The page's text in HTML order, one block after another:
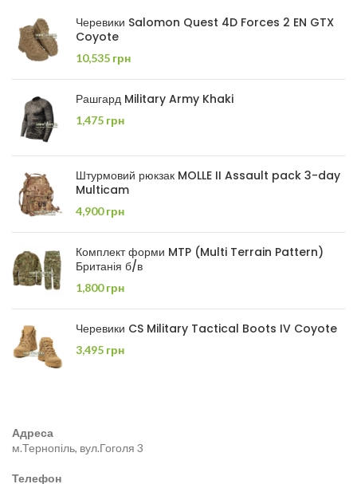
Черевики Salomon Quest 4D Forces 2 EN GTX
Coyote
10,535 грн
Рашгард Military Army Khaki
1,475 грн
Штурмовий рюкзак MOLLE II Assault pack 3-day
Multicam
4,900грн
Комплект форми MTP (Multi Terrain Pattern)
Британія б/в
1,800грн
Черевики CS Military Tactical Boots IV Coyote
3,495 грн
Адреса
м.Тернопіль, вул.Гоголя 3
Телефон